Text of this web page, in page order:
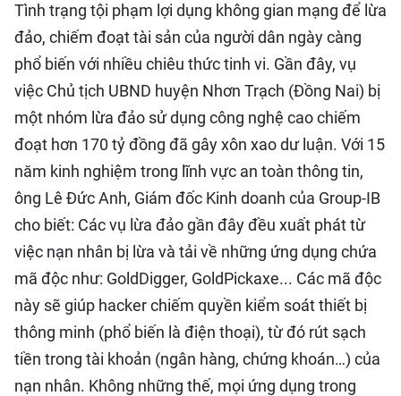
Tình trạng tội phạm lợi dụng không gian mạng để lừa
đảo, chiếm đoạt tài sản của người dân ngày càng
phổ biến với nhiều chiêu thức tinh vi. Gần đây, vụ
việc Chủ tịch UBND huyện Nhơn Trạch (Đồng Nai) bị
một nhóm lừa đảo sử dụng công nghệ cao chiếm
đoạt hơn 170 tỷ đồng đã gây xôn xao dư luận. Với 15
năm kinh nghiệm trong lĩnh vực an toàn thông tin,
ông Lê Đức Anh, Giám đốc Kinh doanh của Group-IB
cho biết: Các vụ lừa đảo gần đây đều xuất phát từ
việc nạn nhân bị lừa và tải về những ứng dụng chứa
mã độc như: GoldDigger, GoldPickaxe... Các mã độc
này sẽ giúp hacker chiếm quyền kiểm soát thiết bị
thông minh (phổ biến là điện thoại), từ đó rút sạch
tiền trong tài khoản (ngân hàng, chứng khoán…) của
nạn nhân. Không những thế, mọi ứng dụng trong